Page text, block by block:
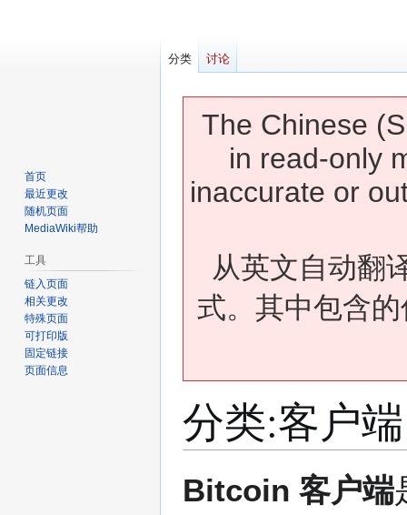
The Chinese
in read-only
inaccurate or
从英文自动翻
式。其中包含
分类:客户端
转
转
Bitcoin 客户端
分类 讨论
首页
最近更改
随机页面
MediaWiki帮助
工具
链入页面
相关更改
特殊页面
可打印版
固定链接
页面信息